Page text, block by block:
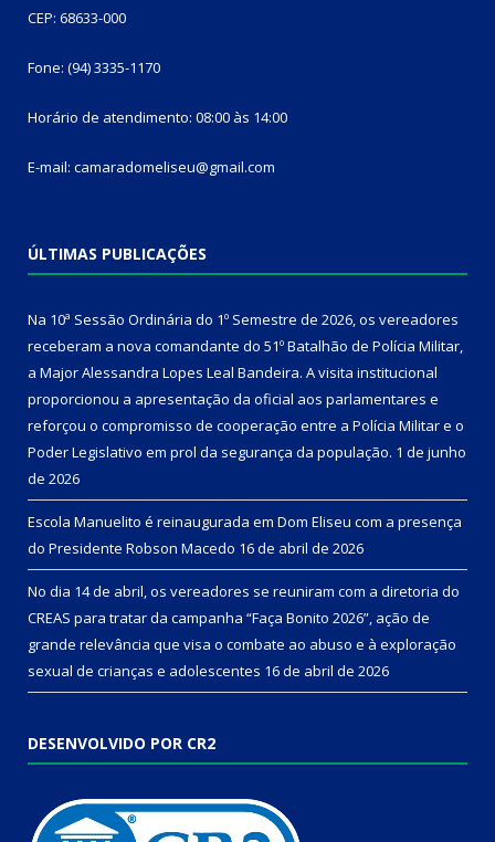
CEP: 68633-000
Fone: (94) 3335-1170
Horário de atendimento: 08:00 às 14:00
E-mail: camaradomeliseu@gmail.com
ÚLTIMAS PUBLICAÇÕES
Na 10ª Sessão Ordinária do 1º Semestre de 2026, os vereadores
receberam a nova comandante do 51º Batalhão de Polícia Militar,
a Major Alessandra Lopes Leal Bandeira. A visita institucional
proporcionou a apresentação da oficial aos parlamentares e
reforçou o compromisso de cooperação entre a Polícia Militar e o
Poder Legislativo em prol da segurança da população. 1 de junho
de 2026
Escola Manuelito é reinaugurada em Dom Eliseu com a presença
do Presidente Robson Macedo 16 de abril de 2026
No dia 14 de abril, os vereadores se reuniram com a diretoria do
CREAS para tratar da campanha “Faça Bonito 2026”, ação de
grande relevância que visa o combate ao abuso e à exploração
sexual de crianças e adolescentes 16 de abril de 2026
DESENVOLVIDO POR CR2